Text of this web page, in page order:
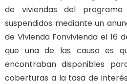
de viviendas del
suspendidos mediante un
de Vivienda Fonvivienda el 16
que una de las causa es
encontraban disponibles
coberturas a la tasa de